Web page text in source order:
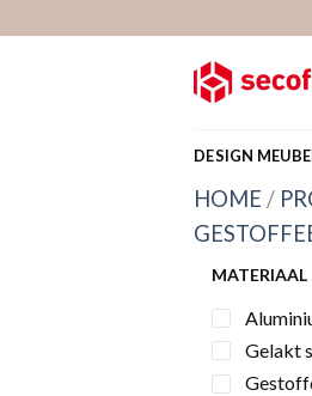
to
DESIGN
HOME /
MATERIAAL
Gelakt